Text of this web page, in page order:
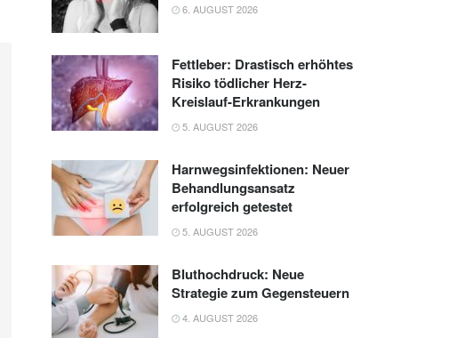
6. AUGUST 2026
Fettleber: Drastisch erhöhtes
Risiko tödlicher Herz-
Kreislauf-Erkrankungen
5. AUGUST 2026
Harnwegsinfektionen: Neuer
Behandlungsansatz
erfolgreich getestet
5. AUGUST 2026
Bluthochdruck: Neue
Strategie zum Gegensteuern
4. AUGUST 2026